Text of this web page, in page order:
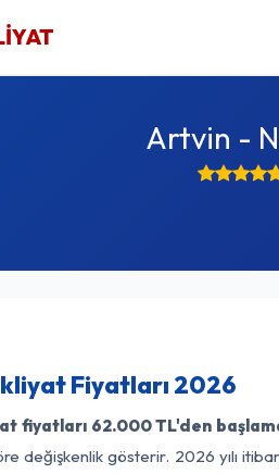
Artvin -
Fiyatları 2026
fiyatları 62.000 TL'den
değişkenlik gösterir. 2026 yılı